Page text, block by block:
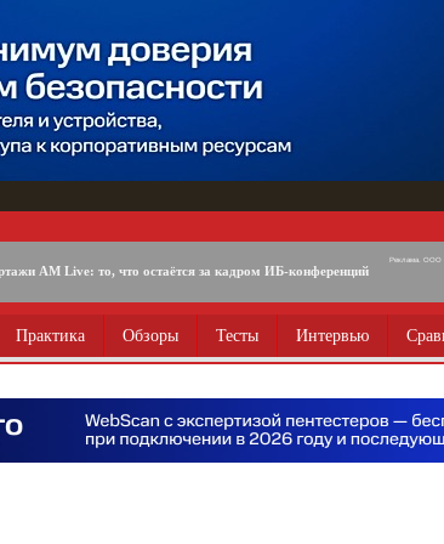
AM Live: то, что остаётся за кадром ИБ-конференций
Реклама. ООО
Практика Обзоры Тесты Интервью